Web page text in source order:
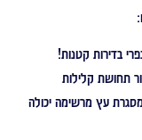
בדירות קטנות!
תחושת קלילות
עץ מרשימה יכולה